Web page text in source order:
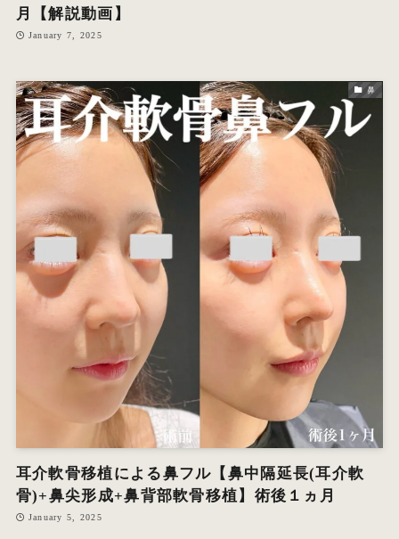
月【解説動画】
January 7, 2025
鼻
耳介軟骨移植による鼻フル【鼻中隔延長(耳介軟
骨)+鼻尖形成+鼻背部軟骨移植】術後１ヵ月
January 5, 2025